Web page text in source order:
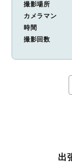
撮影場所
カメラマン
時間
撮影回数
出